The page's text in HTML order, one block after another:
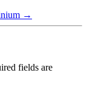
→
fields are